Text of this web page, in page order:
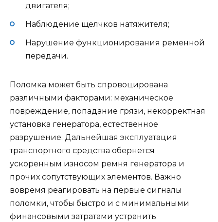
двигателя;
Наблюдение щелчков натяжителя;
Нарушение функционирования ременной
передачи.
Поломка может быть спровоцирована
различными факторами: механическое
повреждение, попадание грязи, некорректная
установка генератора, естественное
разрушение. Дальнейшая эксплуатация
транспортного средства обернется
ускоренным износом ремня генератора и
прочих сопутствующих элементов. Важно
вовремя реагировать на первые сигналы
поломки, чтобы быстро и с минимальными
финансовыми затратами устранить